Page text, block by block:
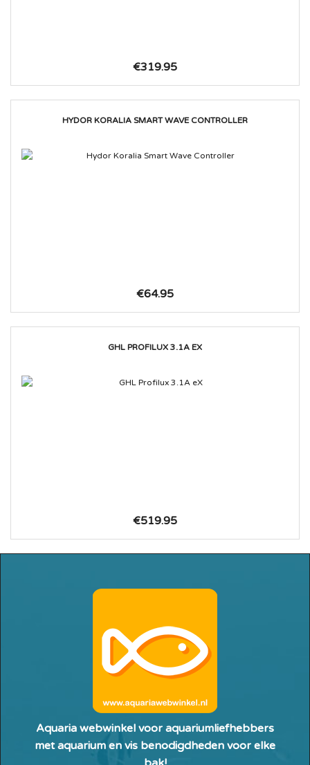
€319.95
HYDOR KORALIA SMART WAVE CONTROLLER
€64.95
GHL PROFILUX 3.1A EX
€519.95
Aquaria webwinkel voor aquariumliefhebbers
met aquarium en vis benodigdheden voor elke